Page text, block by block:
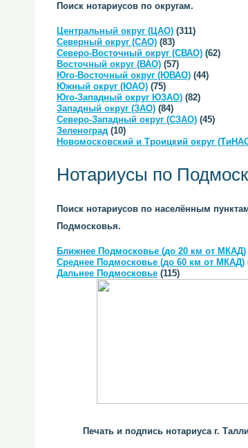
Поиск нотариусов по округам.
Центральный округ (ЦАО) (311)
Северный округ (САО) (83)
Северо-Восточный округ (СВАО) (62)
Восточный округ (ВАО) (57)
Юго-Восточный округ (ЮВАО) (44)
Южный округ (ЮАО) (75)
Юго-Западный округ ЮЗАО) (82)
Западный округ (ЗАО) (84)
Северо-Западный округ (СЗАО) (45)
Зеленоград (10)
Новомосковский и Троицкий округ
Нотариусы по
Поиск нотариусов по населённым
Подмосковья.
Ближнее Подмосковье (до 20 км от МКАД)
Среднее Подмосковье (до 60 км от МКАД)
Дальнее Подмосковье (115)
Печать и подпись нотариуса г.